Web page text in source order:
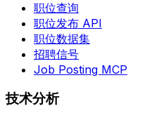
职位查询
职位发布 API
职位数据集
招聘信号
Job Posting MCP
技术分析